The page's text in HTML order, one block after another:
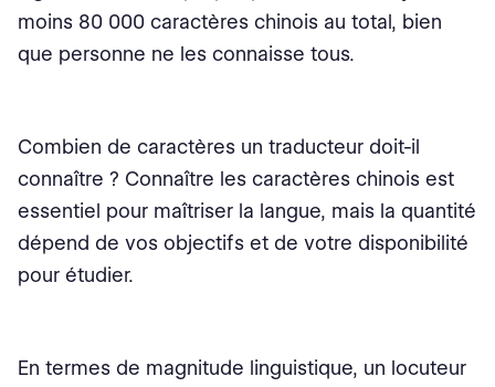
moins 80 000 caractères chinois au total, bien
que personne ne les connaisse tous.
Combien de caractères un traducteur doit-il
connaître ? Connaître les caractères chinois est
essentiel pour maîtriser la langue, mais la quantité
dépend de vos objectifs et de votre disponibilité
pour étudier.
En termes de magnitude linguistique, un locuteur